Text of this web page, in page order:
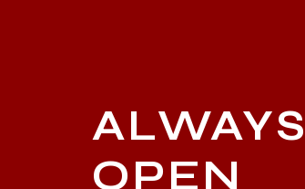
ALWAYS
OPEN